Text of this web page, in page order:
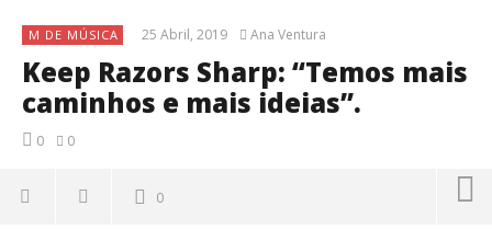
M DE MÚSICA 25 Abril, 2019 Ana Ventura
Keep Razors Sharp: “Temos mais
caminhos e mais ideias”.
0 0
0